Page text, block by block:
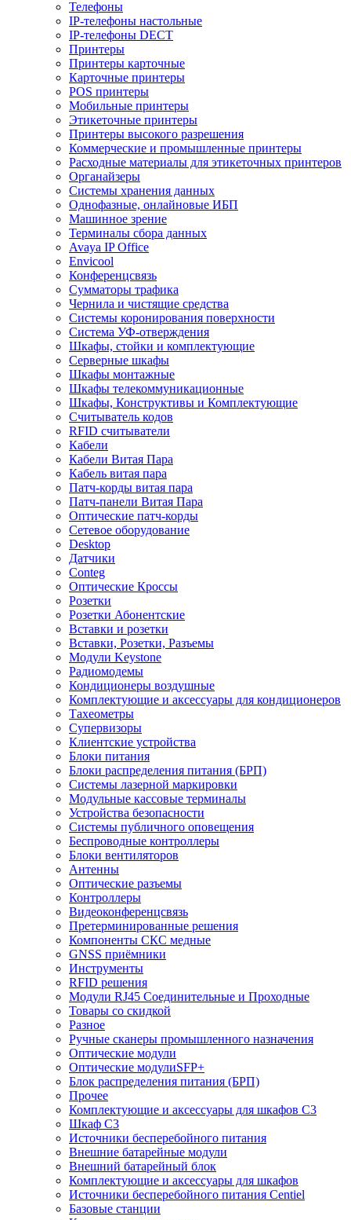
Телефоны
IP-телефоны настольные
IP-телефоны DECT
Принтеры
Принтеры карточные
Карточные принтеры
POS принтеры
Мобильные принтеры
Этикеточные принтеры
Принтеры высокого разрешения
Коммерческие и промышленные принтеры
Расходные материалы для этикеточных принтеров
Органайзеры
Системы хранения данных
Однофазные, онлайновые ИБП
Машинное зрение
Терминалы сбора данных
Avaya IP Office
Envicool
Конференцсвязь
Сумматоры трафика
Чернила и чистящие средства
Системы коронирования поверхности
Cистема УФ-отверждения
Шкафы, стойки и комплектующие
Серверные шкафы
Шкафы монтажные
Шкафы телекоммуникационные
Шкафы, Конструктивы и Комплектующие
Считыватель кодов
RFID считыватели
Кабели
Кабели Витая Пара
Кабель витая пара
Патч-корды витая пара
Патч-панели Витая Пара
Оптические патч-корды
Сетевое оборудование
Desktop
Датчики
Conteg
Оптические Кроссы
Розетки
Розетки Абонентские
Вставки и розетки
Вставки, Розетки, Разъемы
Модули Keystone
Радиомодемы
Кондиционеры воздушные
Комплектующие и аксессуары для кондиционеров
Тахеометры
Супервизоры
Клиентские устройства
Блоки питания
Блоки распределения питания (БРП)
Системы лазерной маркировки
Модульные кассовые терминалы
Устройства безопасности
Системы публичного оповещения
Беспроводные контроллеры
Блоки вентиляторов
Антенны
Оптические разъемы
Контроллеры
Видеоконференцсвязь
Претерминированные решения
Компоненты СКС медные
GNSS приёмники
Инструменты
RFID решения
Модули RJ45 Соединительные и Проходные
Товары со скидкой
Разное
Ручные сканеры промышленного назначения
Оптические модули
Оптические модулиSFP+
Блок распределения питания (БРП)
Прочее
Комплектующие и аксессуары для шкафов C3
Шкаф C3
Источники бесперебойного питания
Внешние батарейные модули
Внешний батарейный блок
Комплектующие и аксессуары для шкафов
Источники бесперебойного питания Centiel
Базовые станции